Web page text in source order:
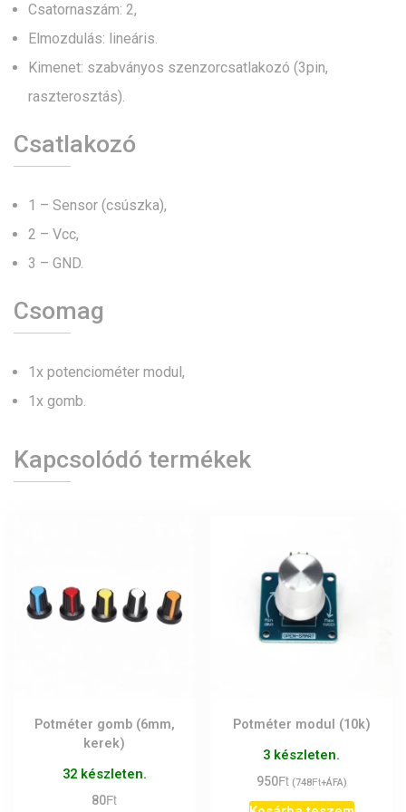
Csatornaszám: 2,
Elmozdulás: lineáris.
Kimenet: szabványos szenzorcsatlakozó (3pin,
raszterosztás).
Csatlakozó
1 – Sensor (csúszka),
2 – Vcc,
3 – GND.
Csomag
1x potenciométer modul,
1x gomb.
Kapcsolódó termékek
Potméter gomb (6mm,
kerek)
32 készleten.
80Ft
Potméter modul (10k)
3 készleten.
950Ft (748Ft+ÁFA)